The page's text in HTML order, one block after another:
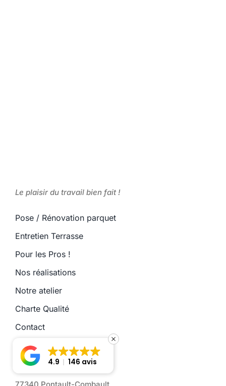
Le plaisir du travail bien fait !
Pose / Rénovation parquet
Entretien Terrasse
Pour les Pros !
Nos réalisations
Notre atelier
Charte Qualité
Contact
24 rue Edouard Lebeau
4.9 146 avis